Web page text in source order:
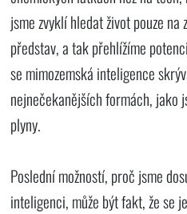
jsme zvyklí hledat život pouze
představ, a tak přehlížíme
se mimozemská inteligence
nejnečekanějších formách, jako
plyny.
Poslední možností, proč jsme
inteligenci, může být fakt, že se